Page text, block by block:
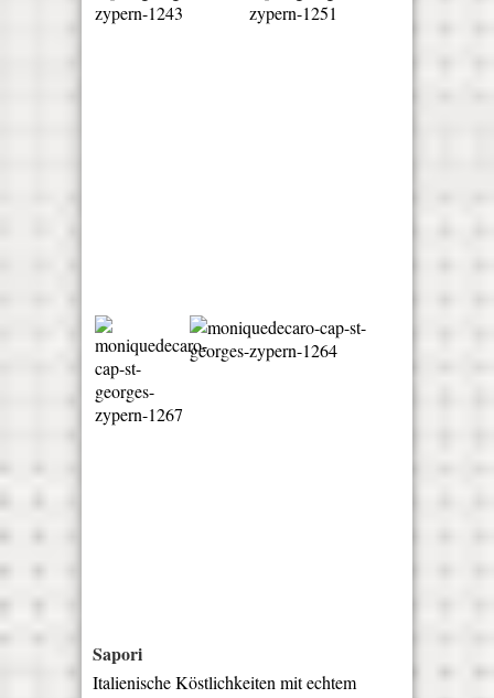
Sapori
Italienische Köstlichkeiten mit echtem